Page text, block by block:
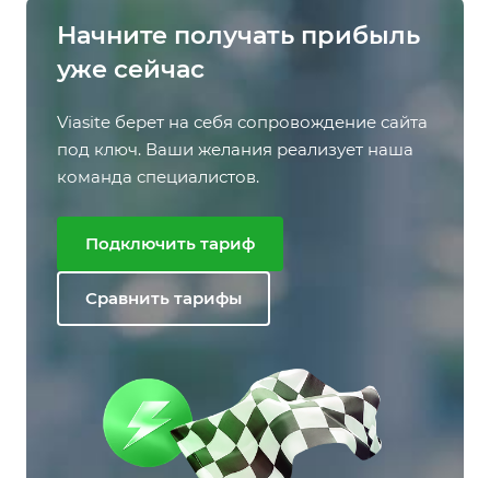
Начните получать прибыль
уже сейчас
Viasite берет на себя сопровождение сайта
под ключ. Ваши желания реализует наша
команда специалистов.
Подключить тариф
Сравнить тарифы